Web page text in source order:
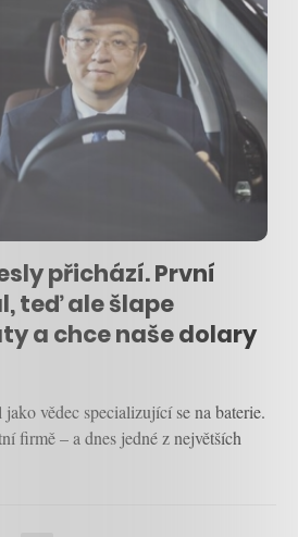
přichází. První
teď ale šlape
a chce naše dolary
vědec specializující se na baterie.
firmě – a dnes jedné z největších